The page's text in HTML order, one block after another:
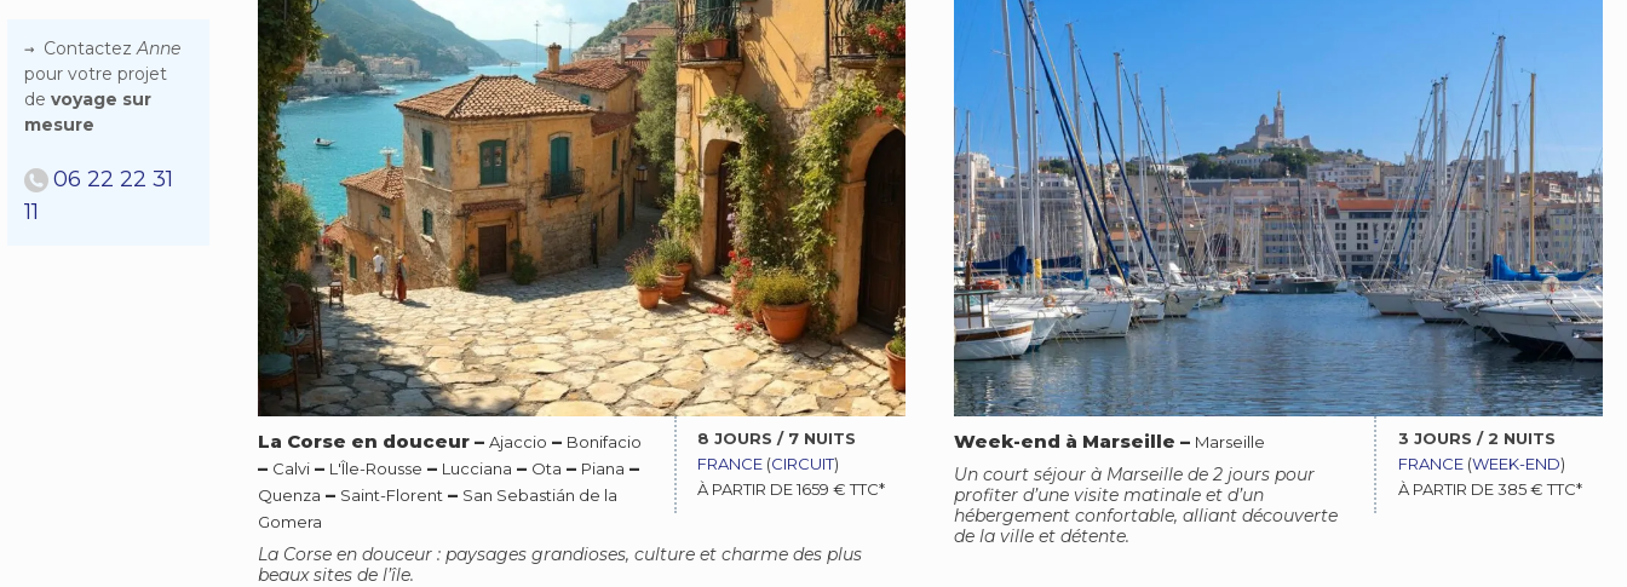
8 JOURS / 7 NUITS
FRANCE(CIRCUIT)
À PARTIR DE 1659 € TTC*
La Corse en douceur– Ajaccio – Bonifacio
– Calvi– L'Île-Rousse – Lucciana – Ota – Piana –
Quenza – Saint-Florent – San Sebastián de la
Gomera
La Corse en douceur : paysages grandioses, culture et charme des plus
beaux sites de l’île.
3 JOURS / 2 NUITS
FRANCE(WEEK-END)
À PARTIR DE 385 € TTC*
Week-end à Marseille – Marseille
Un court séjour à Marseille de 2 jours pour
profiter d’une visite matinale et d’un
hébergement confortable, alliant découverte
de la ville et détente.
ContactezAnne
pour votre projet
de voyage sur
mesure
06 22 22 31
11